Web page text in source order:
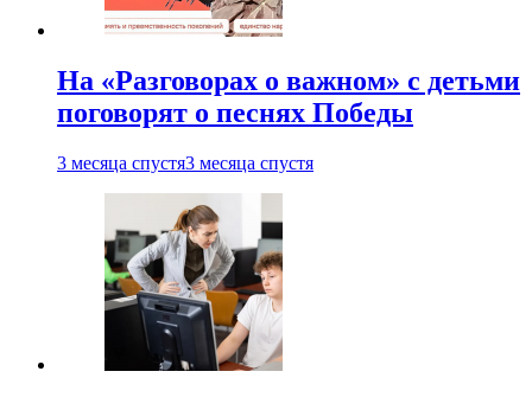
На «Разговорах о важном» с детьми
поговорят о песнях Победы
3 месяца спустя3 месяца спустя